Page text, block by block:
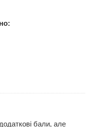
бали, але